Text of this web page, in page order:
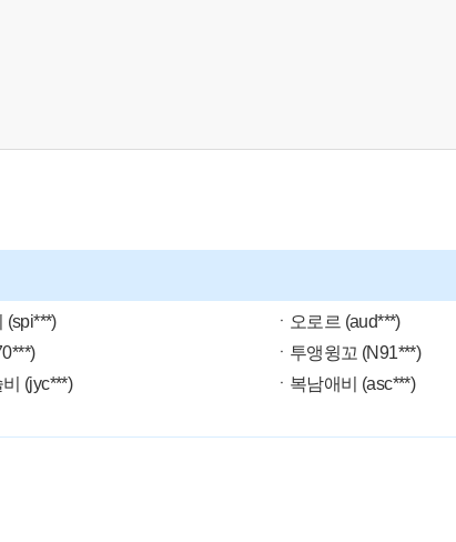
(spi***)
ㆍ오로르 (aud***)
ㆍ투앵윙꼬 (N91***)
(jyc***)
ㆍ복남애비 (asc***)